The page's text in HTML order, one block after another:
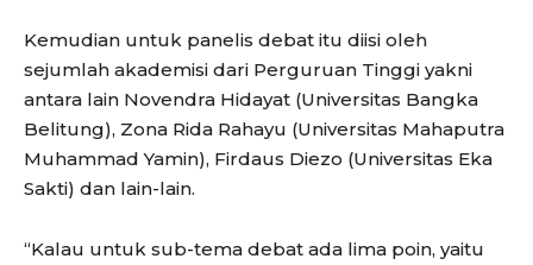
Kemudian untuk panelis debat itu diisi oleh
sejumlah akademisi dari Perguruan Tinggi yakni
antara lain Novendra Hidayat (Universitas Bangka
Belitung), Zona Rida Rahayu (Universitas Mahaputra
Muhammad Yamin), Firdaus Diezo (Universitas Eka
Sakti) dan lain-lain.
“Kalau untuk sub-tema debat ada lima poin, yaitu